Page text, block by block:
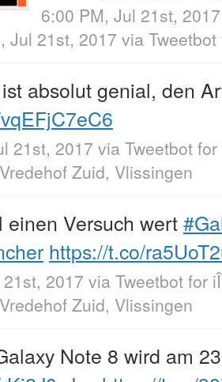
6:00 PM, Jul 21st, 2017
Jul 21st, 2017 via
absolut genial, den
21st, 2017 via Tweetbot for
Zuid, Vlissingen
einen Versuch wert
https://t.co/
2017 via Tweetbot for
Zuid, Vlissingen
Note 8 wird am